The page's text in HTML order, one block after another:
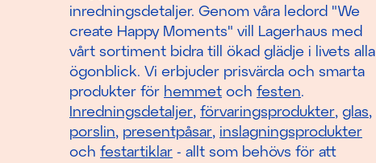
inredningsdetaljer. Genom våra ledord "We
create Happy Moments" vill Lagerhaus med
vårt sortiment bidra till ökad glädje i livets alla
ögonblick. Vi erbjuder prisvärda och smarta
produkter för hemmet och festen.
Inredningsdetaljer, förvaringsprodukter, glas,
porslin, presentpåsar, inslagningsprodukter
och festartiklar - allt som behövs för att